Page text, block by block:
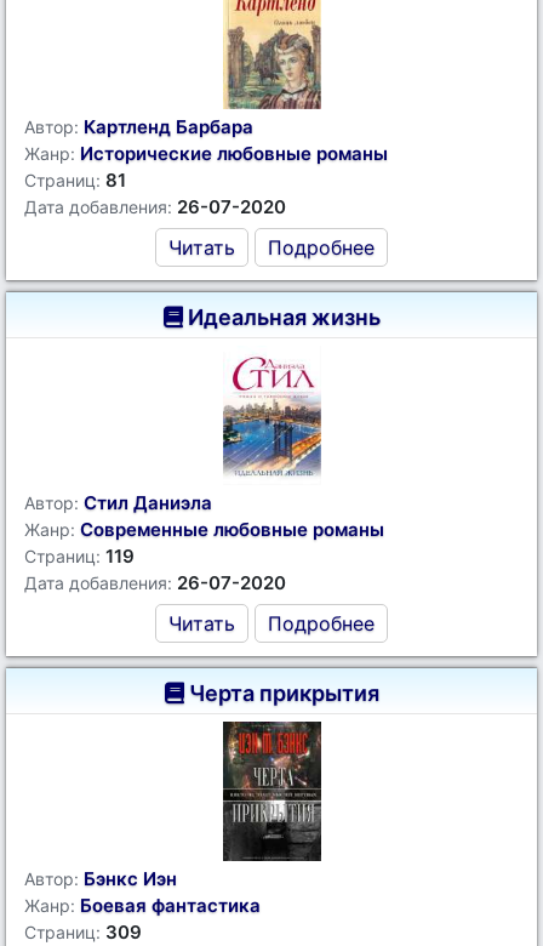
Автор: Картленд Барбара
Жанр: Исторические любовные романы
Страниц: 81
Дата добавления: 26-07-2020
Читать Подробнее
Идеальная жизнь
Автор: Стил Даниэла
Жанр: Современные любовные романы
Страниц: 119
Дата добавления: 26-07-2020
Читать Подробнее
Черта прикрытия
Автор: Бэнкс Иэн
Жанр: Боевая фантастика
Страниц: 309